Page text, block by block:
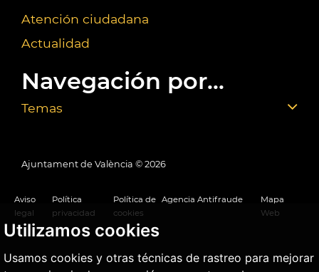
Utilizamos cookies
Usamos cookies y otras técnicas de rastreo para mejorar
Atención ciudadana
Actualidad
Navegación por...
Temas
Ajuntament de València © 2026
Aviso
legal
Política
privacidad
Política de
cookies
Agencia Antifraude
Mapa
Web